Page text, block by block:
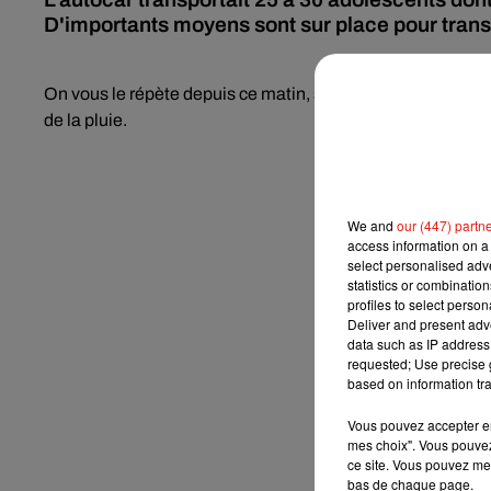
D'importants moyens sont sur place pour
On vous le répète depuis ce matin, soyez vigilants si
de la pluie.
We and our (447)
access information on
select personalised
statistics or
profiles to select
Deliver and present
data such as IP
requested; Use precise
based on information
Vous pouvez accepter
mes choix". Vous
ce site. Vous pouvez
bas de chaque page.